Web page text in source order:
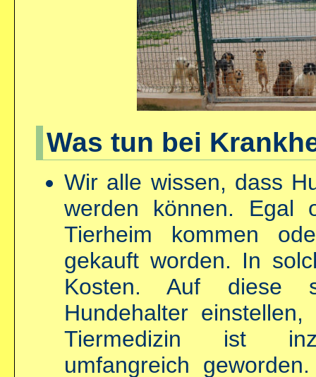
Was tun bei
Wir alle wissen, dass
werden können. Egal
Tierheim kommen
gekauft worden. In
Kosten. Auf diese
Hundehalter
Tiermedizin ist
umfangreich